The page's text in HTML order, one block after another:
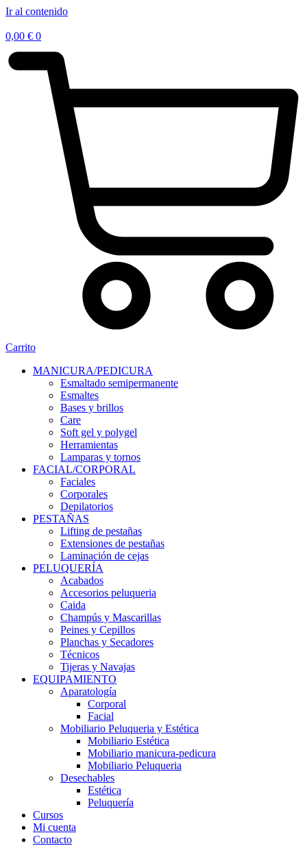
Ir al contenido
0,00 € 0
Carrito
MANICURA/PEDICURA
Esmaltado semipermanente
Esmaltes
Bases y brillos
Care
Soft gel y polygel
Herramientas
Lamparas y tornos
FACIAL/CORPORAL
Faciales
Corporales
Depilatorios
PESTAÑAS
Lifting de pestañas
Extensiones de pestañas
Laminación de cejas
PELUQUERÍA
Acabados
Accesorios peluqueria
Caida
Champús y Mascarillas
Peines y Cepillos
Planchas y Secadores
Técnicos
Tijeras y Navajas
EQUIPAMIENTO
Aparatología
Corporal
Facial
Mobiliario Peluqueria y Estética
Mobiliario Estética
Mobiliario manicura-pedicura
Mobiliario Peluqueria
Desechables
Estética
Peluquería
Cursos
Mi cuenta
Contacto